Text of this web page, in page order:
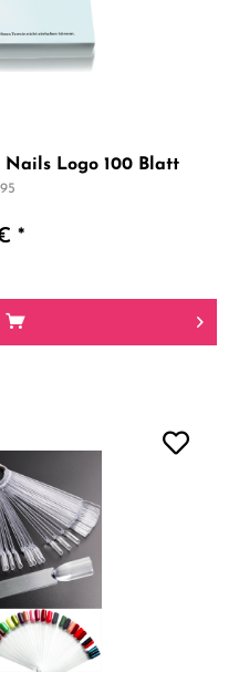
Nails Logo 100 Blatt
*